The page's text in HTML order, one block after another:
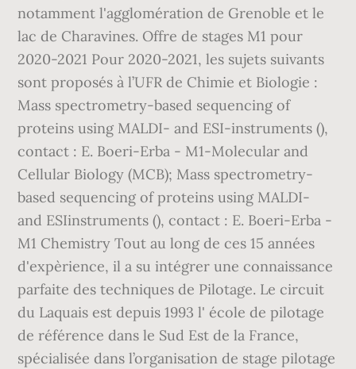
notamment l'agglomération de Grenoble et le
lac de Charavines. Offre de stages M1 pour
2020-2021 Pour 2020-2021, les sujets suivants
sont proposés à l’UFR de Chimie et Biologie :
Mass spectrometry-based sequencing of
proteins using MALDI- and ESI-instruments (),
contact : E. Boeri-Erba - M1-Molecular and
Cellular Biology (MCB); Mass spectrometry-
based sequencing of proteins using MALDI-
and ESIinstruments (), contact : E. Boeri-Erba -
M1 Chemistry Tout au long de ces 15 années
d'expèrience, il a su intégrer une connaissance
parfaite des techniques de Pilotage. Le circuit
du Laquais est depuis 1993 l' école de pilotage
de référence dans le Sud Est de la France,
spécialisée dans l’organisation de stage pilotage